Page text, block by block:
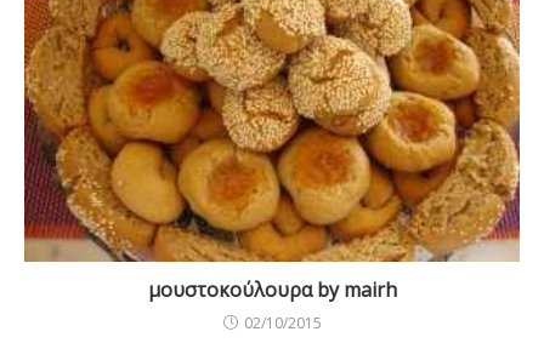
μουστοκούλουρα by mairh
02/10/2015